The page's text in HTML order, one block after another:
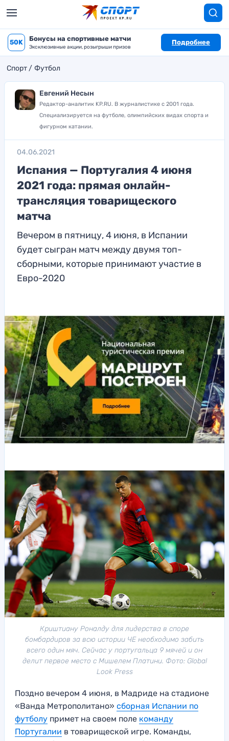
50K Бонусы на спортивные матчи
Эксклюзивные акции, розыгрыши призов
Подробнее
Спорт Футбол
Евгений Несын
Редактор-аналитик KP.RU. В журналистике с 2001 года.
Специализируется на футболе, олимпийских видах спорта и
фигурном катании.
04.06.2021
Испания — Португалия 4 июня
2021 года: прямая онлайн-
трансляция товарищеского
матча
Вечером в пятницу, 4 июня, в Испании
будет сыгран матч между двумя топ-
сборными, которые принимают участие в
Евро-2020
Криштиану Роналду для лидерства в споре
бомбардиров за всю истории ЧЕ необходимо забить
всего один мяч. Сейчас у португальца 9 мячей и он
делит первое место с Мишелем Платини. Фото: Global
Look Press
Поздно вечером 4 июня, в Мадриде на стадионе
«Ванда Метрополитано» сборная Испании по
футболу примет на своем поле команду
Португалии в товарищеской игре. Команды,